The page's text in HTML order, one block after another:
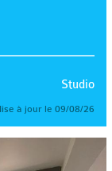
Studio
à jour le 09/08/26